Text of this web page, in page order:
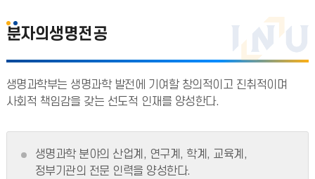
분자의생명전공
생명과학부는 생명과학 발전에 기여할 창의적이고 진취적이며
사회적 책임감을 갖는 선도적 인재를 양성한다.
생명과학 분야의 산업계, 연구계, 학계, 교육계,
정부기관의 전문 인력을 양성한다.